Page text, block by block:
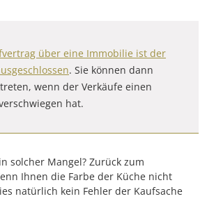
über eine Immobilie ist der
. Sie können dann
wenn der Verkäufe einen
hat.
solcher Mangel? Zurück zum
Ihnen die Farbe der Küche nicht
natürlich kein Fehler der Kaufsache